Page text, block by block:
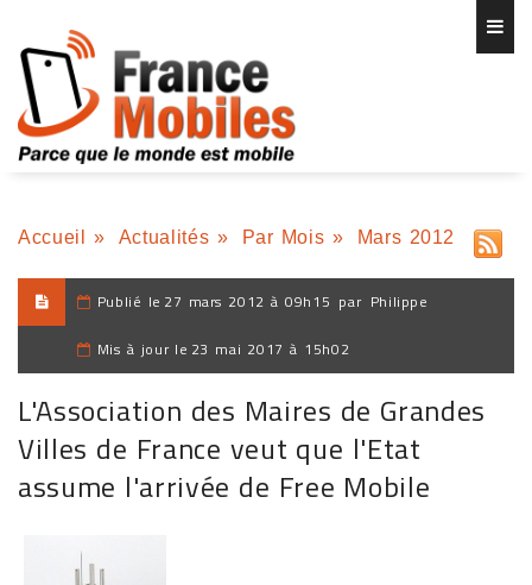
Accueil » Actualités » Par Mois » Mars 2012
Publié le 27 mars 2012 à 09h15 par Philippe
Mis à jour le 23 mai 2017 à 15h02
L'Association des Maires de Grandes
Villes de France veut que l'Etat
assume l'arrivée de Free Mobile